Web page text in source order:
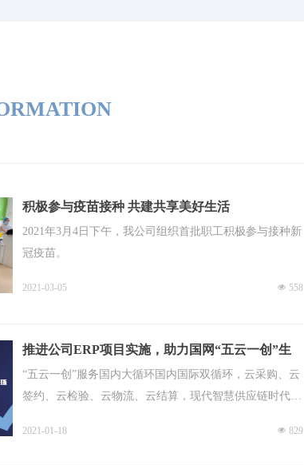
积极参与疫苗接种 共建共享美好生活
2021年3月4日下午，我公司组织首批职工积极参与接种新
冠疫苗。
넶 558
2021-03-05
推进公司ERP项目实施，助力国网“五云一创”生
态成果
“五云一创”服务国内大循环国内国际双循环，云采购、云
签约、云检验、云物流、云结算，现代智慧供应链时代到
넶 829
2021-01-18